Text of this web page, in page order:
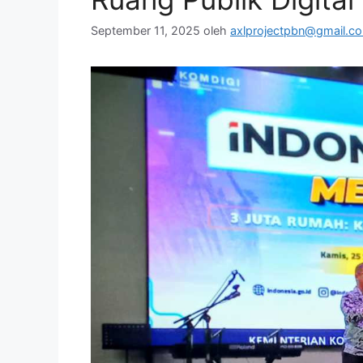
September 11, 2025 oleh